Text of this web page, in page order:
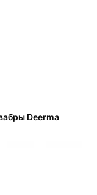
Deerma